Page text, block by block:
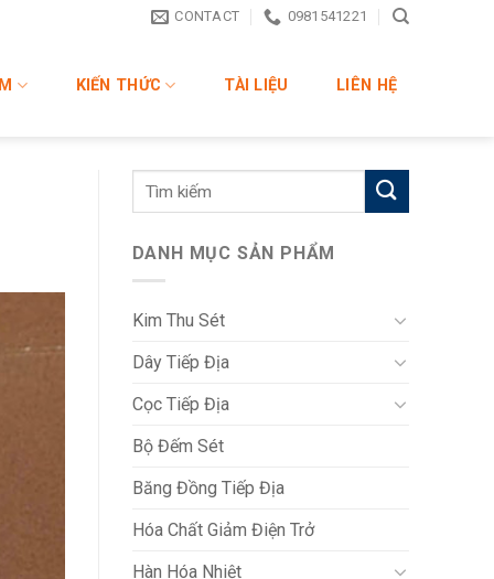
CONTACT 0981541221
KIẾN THỨC TÀI LIỆU LIÊN HỆ
DANH MỤC SẢN PHẨM
Kim Thu Sét
Dây Tiếp Địa
Cọc Tiếp Địa
Bộ Đếm Sét
Băng Đồng Tiếp Địa
Hóa Chất Giảm Điện Trở
Hàn Hóa Nhiệt